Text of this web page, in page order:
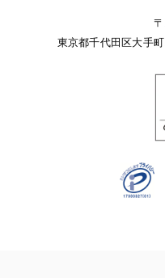
東京都千代田区大手町